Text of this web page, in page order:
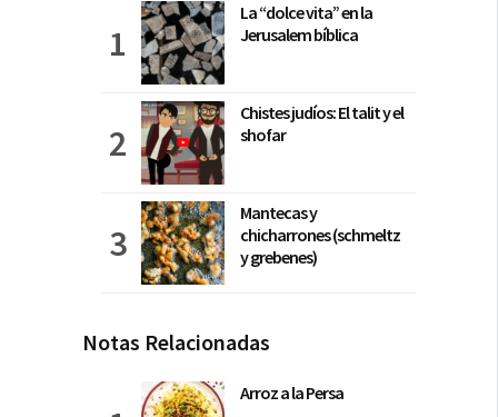
La “dolce vita” en la
Jerusalem bíblica
Chistes judíos: El talit y el
shofar
Mantecas y
chicharrones (schmeltz
y grebenes)
Notas Relacionadas
Arroz a la Persa